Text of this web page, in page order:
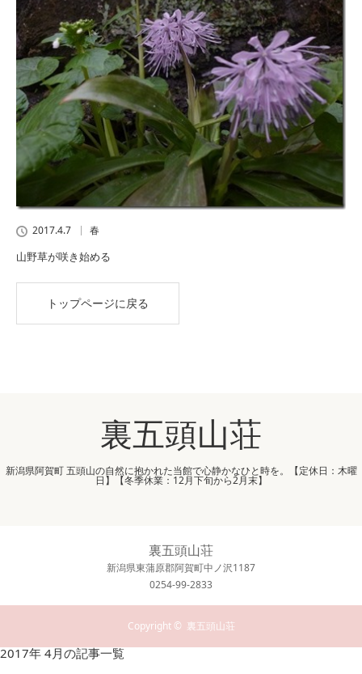
2017.4.7 春
山野草が咲き始める
トップページに戻る
裏五頭山荘
新潟県阿賀町 五頭山の自然に抱かれた当館で心静かなひと時を。【定休日：木曜
日】【冬季休業：12月下旬から2月末】
裏五頭山荘
新潟県東蒲原郡阿賀町中ノ沢1187
0254-99-2833
Copyright © 裏五頭山荘
2017年 4月の記事一覧